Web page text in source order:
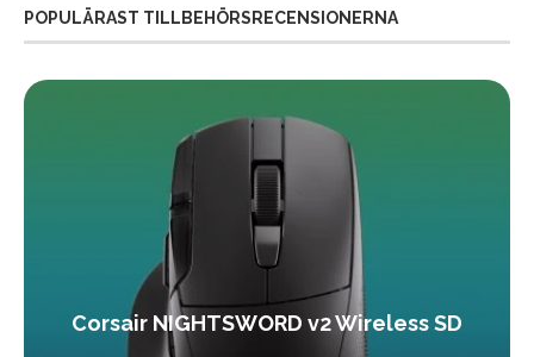
POPULÄRAST TILLBEHÖRSRECENSIONERNA
Corsair NIGHTSWORD v2 Wireless SD